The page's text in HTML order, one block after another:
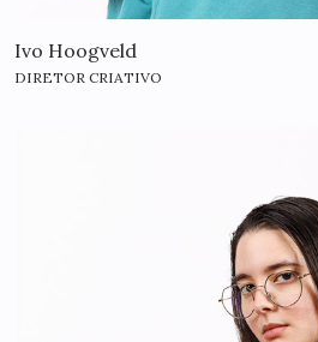
Ivo Hoogveld
DIRETOR CRIATIVO